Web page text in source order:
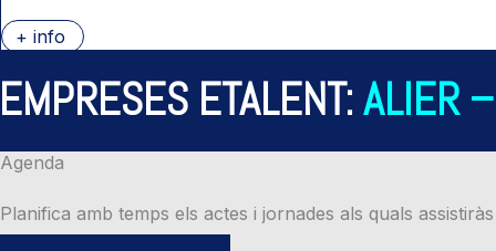
+ info
ETALENT:ALIER –
Agenda
Planifica amb temps els actes i jornades als quals assistiràs